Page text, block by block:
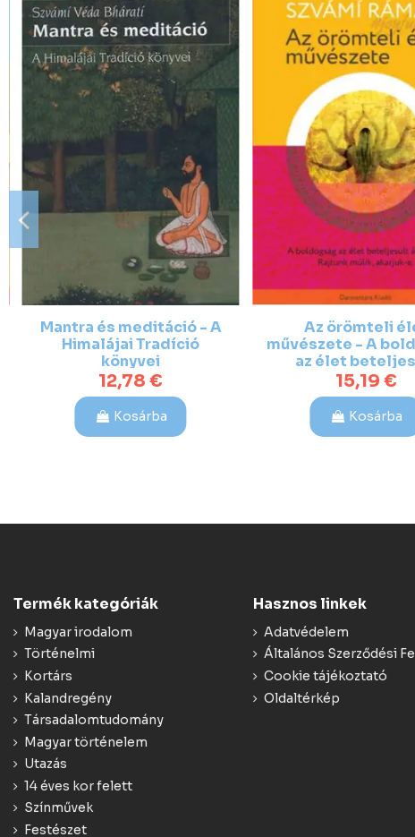
Mantra és meditáció - A
Himalájai Tradíció
könyvei
12,78 €
Kosárba
Az örömteli
művészete - A
az élet
állapota. Rajtunk
15,19 €
Kosárba
Termék kategóriák
Magyar irodalom
Történelmi
Kortárs
Kalandregény
Társadalomtudomány
Magyar történelem
Utazás
14 éves kor felett
Színművek
Festészet
Hasznos linkek
Adatvédelem
Általános Szerződési
Cookie tájékoztató
Oldaltérkép